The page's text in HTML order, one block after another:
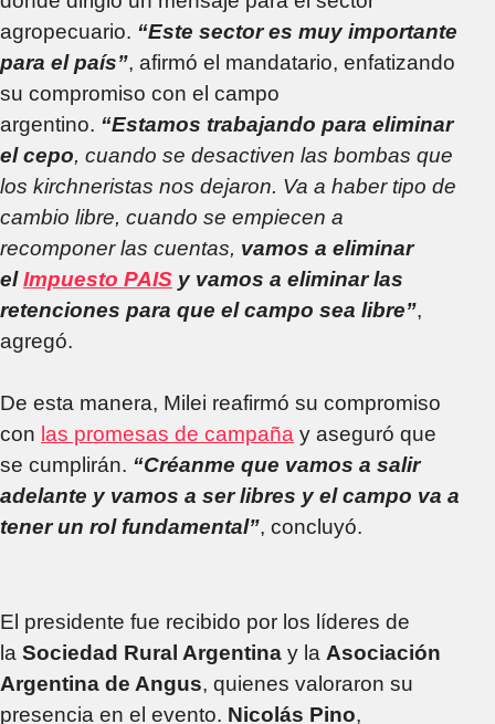
agropecuario. “Este sector es muy importante
para el país”, afirmó el mandatario, enfatizando
su compromiso con el campo
argentino. “Estamos trabajando para eliminar
el cepo, cuando se desactiven las bombas que
los kirchneristas nos dejaron. Va a haber tipo de
cambio libre, cuando se empiecen a
recomponer las cuentas, vamos a eliminar
elImpuesto PAIS y vamos a eliminar las
retenciones para que el campo sea libre”,
agregó.
De esta manera, Milei reafirmó su compromiso
con las promesas de campaña y aseguró que
se cumplirán. “Créanme que vamos a salir
adelante y vamos a ser libres y el campo va a
tener un rol fundamental”, concluyó.
El presidente fue recibido por los líderes de
la Sociedad Rural Argentina y la Asociación
Argentina de Angus, quienes valoraron su
presencia en el evento. Nicolás Pino,